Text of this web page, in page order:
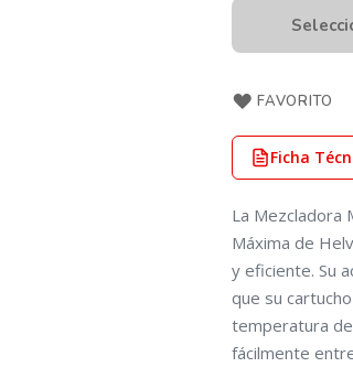
FAVORITO
Ficha
La Mezcladora
Máxima de
y eficiente. Su
que su
temperatura
fácilmente